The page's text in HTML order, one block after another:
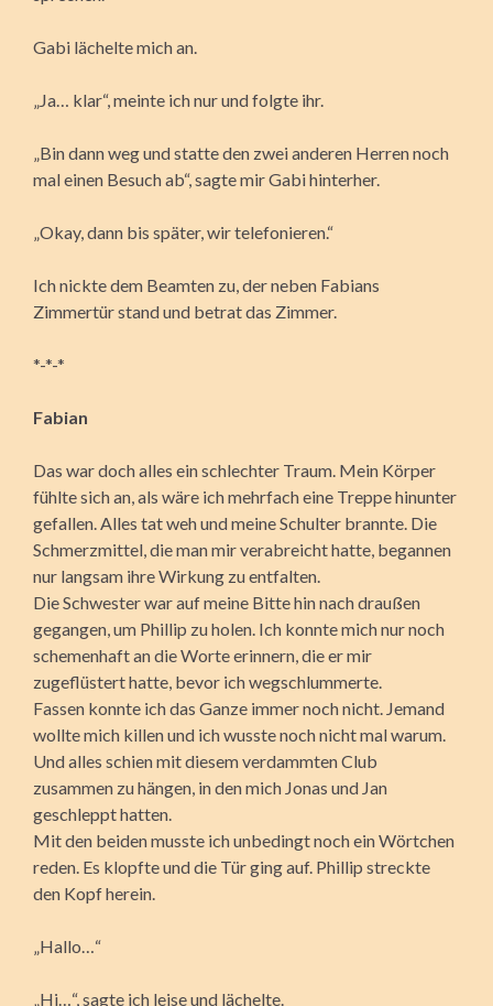
Gabi lächelte mich an.
„Ja… klar“, meinte ich nur und folgte ihr.
„Bin dann weg und statte den zwei anderen Herren noch
mal einen Besuch ab“, sagte mir Gabi hinterher.
„Okay, dann bis später, wir telefonieren.“
Ich nickte dem Beamten zu, der neben Fabians
Zimmertür stand und betrat das Zimmer.
*-*-*
Fabian
Das war doch alles ein schlechter Traum. Mein Körper
fühlte sich an, als wäre ich mehrfach eine Treppe hinunter
gefallen. Alles tat weh und meine Schulter brannte. Die
Schmerzmittel, die man mir verabreicht hatte, begannen
nur langsam ihre Wirkung zu entfalten.
Die Schwester war auf meine Bitte hin nach draußen
gegangen, um Phillip zu holen. Ich konnte mich nur noch
schemenhaft an die Worte erinnern, die er mir
zugeflüstert hatte, bevor ich wegschlummerte.
Fassen konnte ich das Ganze immer noch nicht. Jemand
wollte mich killen und ich wusste noch nicht mal warum.
Und alles schien mit diesem verdammten Club
zusammen zu hängen, in den mich Jonas und Jan
geschleppt hatten.
Mit den beiden musste ich unbedingt noch ein Wörtchen
reden. Es klopfte und die Tür ging auf. Phillip streckte
den Kopf herein.
„Hallo…“
„Hi…“, sagte ich leise und lächelte.